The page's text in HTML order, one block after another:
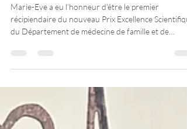
recherche et les pratiques en
santé
récipiendaire du nouveau Prix Excellence
médecine d’urgence de la Faculté de médecine et
sciences de la santé de l’Université de Sherbrooke.
Ce prix reconnait entre autres le parcours d’une